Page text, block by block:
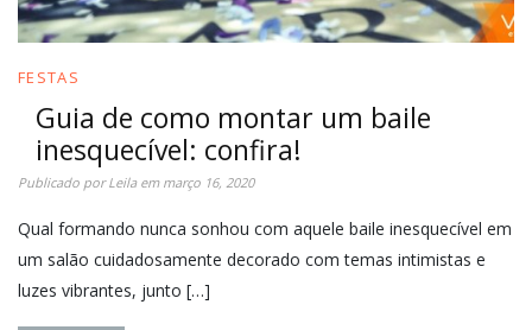
FESTAS
Guia de como montar um baile
inesquecível: confira!
Publicado porLeilaem março 16, 2020
Qual formando nunca sonhou com aquele baile inesquecível em
um salão cuidadosamente decorado com temas intimistas e
luzes vibrantes, junto […]